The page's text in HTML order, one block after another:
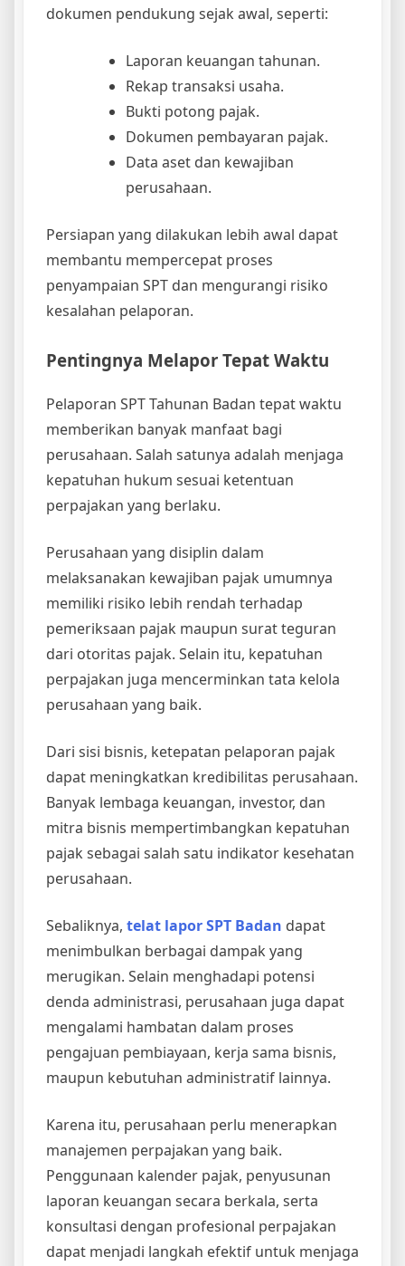
dokumen pendukung sejak awal, seperti:
Laporan keuangan tahunan.
Rekap transaksi usaha.
Bukti potong pajak.
Dokumen pembayaran pajak.
Data aset dan kewajiban
perusahaan.
Persiapan yang dilakukan lebih awal dapat
membantu mempercepat proses
penyampaian SPT dan mengurangi risiko
kesalahan pelaporan.
Pentingnya Melapor Tepat Waktu
Pelaporan SPT Tahunan Badan tepat waktu
memberikan banyak manfaat bagi
perusahaan. Salah satunya adalah menjaga
kepatuhan hukum sesuai ketentuan
perpajakan yang berlaku.
Perusahaan yang disiplin dalam
melaksanakan kewajiban pajak umumnya
memiliki risiko lebih rendah terhadap
pemeriksaan pajak maupun surat teguran
dari otoritas pajak. Selain itu, kepatuhan
perpajakan juga mencerminkan tata kelola
perusahaan yang baik.
Dari sisi bisnis, ketepatan pelaporan pajak
dapat meningkatkan kredibilitas perusahaan.
Banyak lembaga keuangan, investor, dan
mitra bisnis mempertimbangkan kepatuhan
pajak sebagai salah satu indikator kesehatan
perusahaan.
Sebaliknya, telat lapor SPT Badan dapat
menimbulkan berbagai dampak yang
merugikan. Selain menghadapi potensi
denda administrasi, perusahaan juga dapat
mengalami hambatan dalam proses
pengajuan pembiayaan, kerja sama bisnis,
maupun kebutuhan administratif lainnya.
Karena itu, perusahaan perlu menerapkan
manajemen perpajakan yang baik.
Penggunaan kalender pajak, penyusunan
laporan keuangan secara berkala, serta
konsultasi dengan profesional perpajakan
dapat menjadi langkah efektif untuk menjaga